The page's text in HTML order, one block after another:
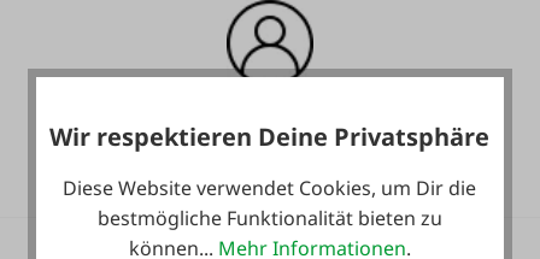
inkludiert!
Wir respektieren Deine Privatsphäre
Diese Website verwendet Cookies, um Dir die
bestmögliche Funktionalität bieten zu
können... Mehr Informationen.